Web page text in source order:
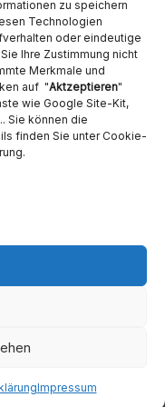
zu speichern
Technologien
oder eindeutige
Ihre Zustimmung nicht
Merkmale und
auf "Aktzeptieren"
wie Google Site-Kit,
Sie können die
finden Sie unter Cookie-
Impressum
von:WordPress